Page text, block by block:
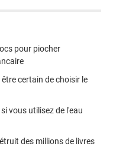
pour piocher
certain de choisir le
vous utilisez de l'eau
des millions de livres